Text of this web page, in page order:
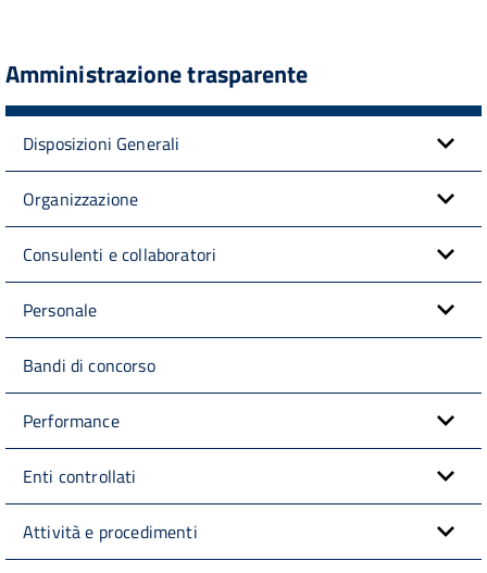
Amministrazione trasparente
Disposizioni Generali
Organizzazione
Consulenti e collaboratori
Personale
Bandi di concorso
Performance
Enti controllati
Attività e procedimenti